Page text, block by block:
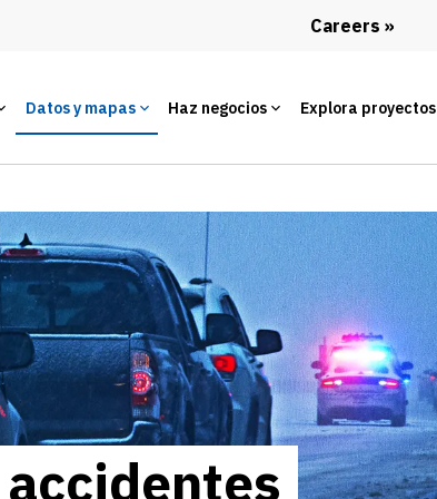
Careers
Datos y mapas Haz negocios Explora proyectos